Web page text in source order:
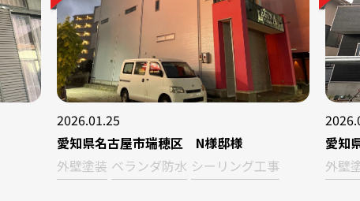
2026.01.25
愛知県名古屋市瑞穂区 N様邸様
外壁塗装 ベランダ防水 シーリング工事
愛知
外壁